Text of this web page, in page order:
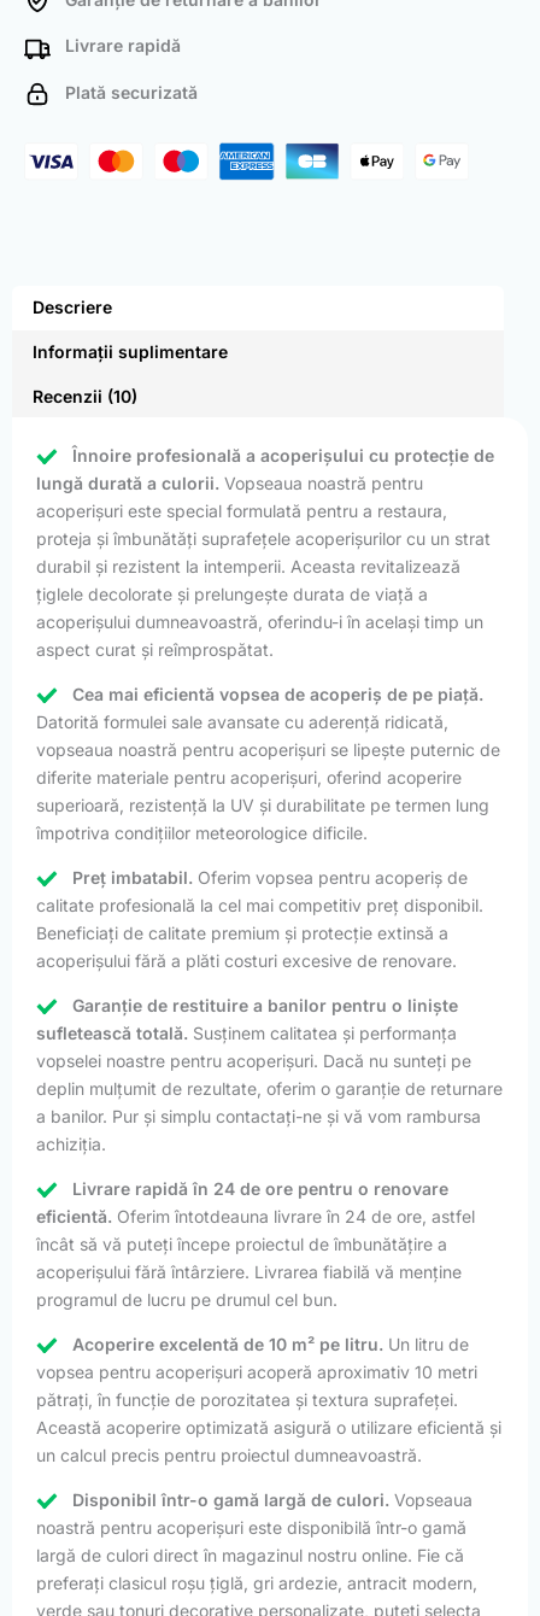
Livrare rapidă
Plată securizată
Descriere
Informații suplimentare
Recenzii (10)
Înnoire profesională a acoperișului cu protecție de
lungă durată a culorii. Vopseaua noastră pentru
acoperișuri este special formulată pentru a restaura,
proteja și îmbunătăți suprafețele acoperișurilor cu un strat
durabil și rezistent la intemperii. Aceasta revitalizează
țiglele decolorate și prelungește durata de viață a
acoperișului dumneavoastră, oferindu-i în același timp un
aspect curat și reîmprospătat.
Cea mai eficientă vopsea de acoperiș de pe piață.
Datorită formulei sale avansate cu aderență ridicată,
vopseaua noastră pentru acoperișuri se lipește puternic de
diferite materiale pentru acoperișuri, oferind acoperire
superioară, rezistență la UV și durabilitate pe termen lung
împotriva condițiilor meteorologice dificile.
Preț imbatabil. Oferim vopsea pentru acoperiș de
calitate profesională la cel mai competitiv preț disponibil.
Beneficiați de calitate premium și protecție extinsă a
acoperișului fără a plăti costuri excesive de renovare.
Garanție de restituire a banilor pentru o liniște
sufletească totală. Susținem calitatea și performanța
vopselei noastre pentru acoperișuri. Dacă nu sunteți pe
deplin mulțumit de rezultate, oferim o garanție de returnare
a banilor. Pur și simplu contactați-ne și vă vom rambursa
achiziția.
Livrare rapidă în 24 de ore pentru o renovare
eficientă. Oferim întotdeauna livrare în 24 de ore, astfel
încât să vă puteți începe proiectul de îmbunătățire a
acoperișului fără întârziere. Livrarea fiabilă vă menține
programul de lucru pe drumul cel bun.
Acoperire excelentă de 10 m² pe litru. Un litru de
vopsea pentru acoperișuri acoperă aproximativ 10 metri
pătrați, în funcție de porozitatea și textura suprafeței.
Această acoperire optimizată asigură o utilizare eficientă și
un calcul precis pentru proiectul dumneavoastră.
Disponibil într-o gamă largă de culori. Vopseaua
noastră pentru acoperișuri este disponibilă într-o gamă
largă de culori direct în magazinul nostru online. Fie că
preferați clasicul roșu țiglă, gri ardezie, antracit modern,
verde sau tonuri decorative personalizate, puteți selecta